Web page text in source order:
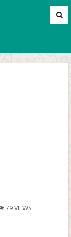
79 VIEWS